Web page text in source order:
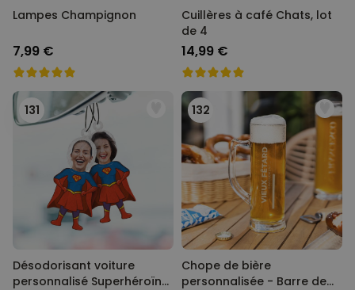
Lampes Champignon
7,99 €
Cuillères à café Chats, lot
de 4
14,99 €
131
Désodorisant voiture
personnalisé Superhéroïne
132
Chope de bière
personnalisée - Barre de